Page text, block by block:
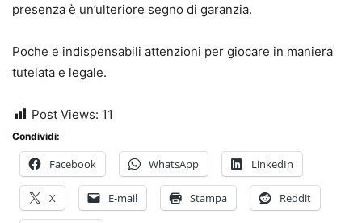
presenza è un’ulteriore segno di garanzia.
Poche e indispensabili attenzioni per giocare in maniera
tutelata e legale.
Post Views: 11
Condividi:
Facebook WhatsApp LinkedIn
X E-mail Stampa Reddit